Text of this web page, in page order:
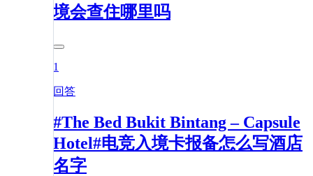
境会查住哪里吗
1
回答
#The Bed Bukit Bintang – Capsule
Hotel#电竞入境卡报备怎么写酒店
名字